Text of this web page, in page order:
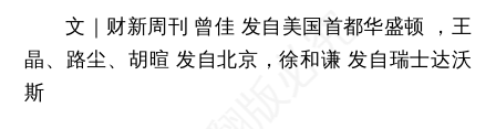
文｜财新周刊 曾佳 发自美国首都华盛顿 ，王
晶、路尘、胡暄 发自北京，徐和谦 发自瑞士达沃
斯